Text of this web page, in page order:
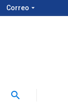
Correo arrow_drop_down
search